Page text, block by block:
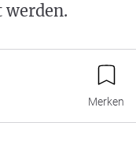
werden.
Merken